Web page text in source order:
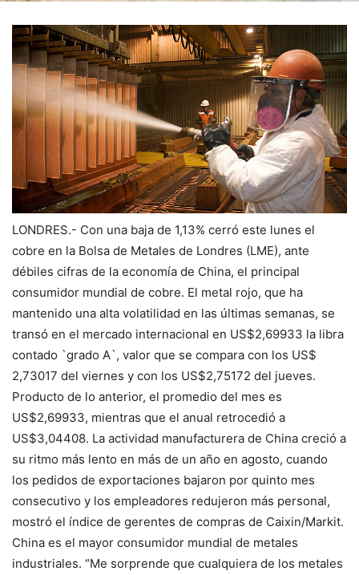
LONDRES.- Con una baja de 1,13% cerró este lunes el
cobre en la Bolsa de Metales de Londres (LME), ante
débiles cifras de la economía de China, el principal
consumidor mundial de cobre. El metal rojo, que ha
mantenido una alta volatilidad en las últimas semanas, se
transó en el mercado internacional en US$2,69933 la libra
contado `grado A`, valor que se compara con los US$
2,73017 del viernes y con los US$2,75172 del jueves.
Producto de lo anterior, el promedio del mes es
US$2,69933, mientras que el anual retrocedió a
US$3,04408. La actividad manufacturera de China creció a
su ritmo más lento en más de un año en agosto, cuando
los pedidos de exportaciones bajaron por quinto mes
consecutivo y los empleadores redujeron más personal,
mostró el índice de gerentes de compras de Caixin/Markit.
China es el mayor consumidor mundial de metales
industriales. “Me sorprende que cualquiera de los metales